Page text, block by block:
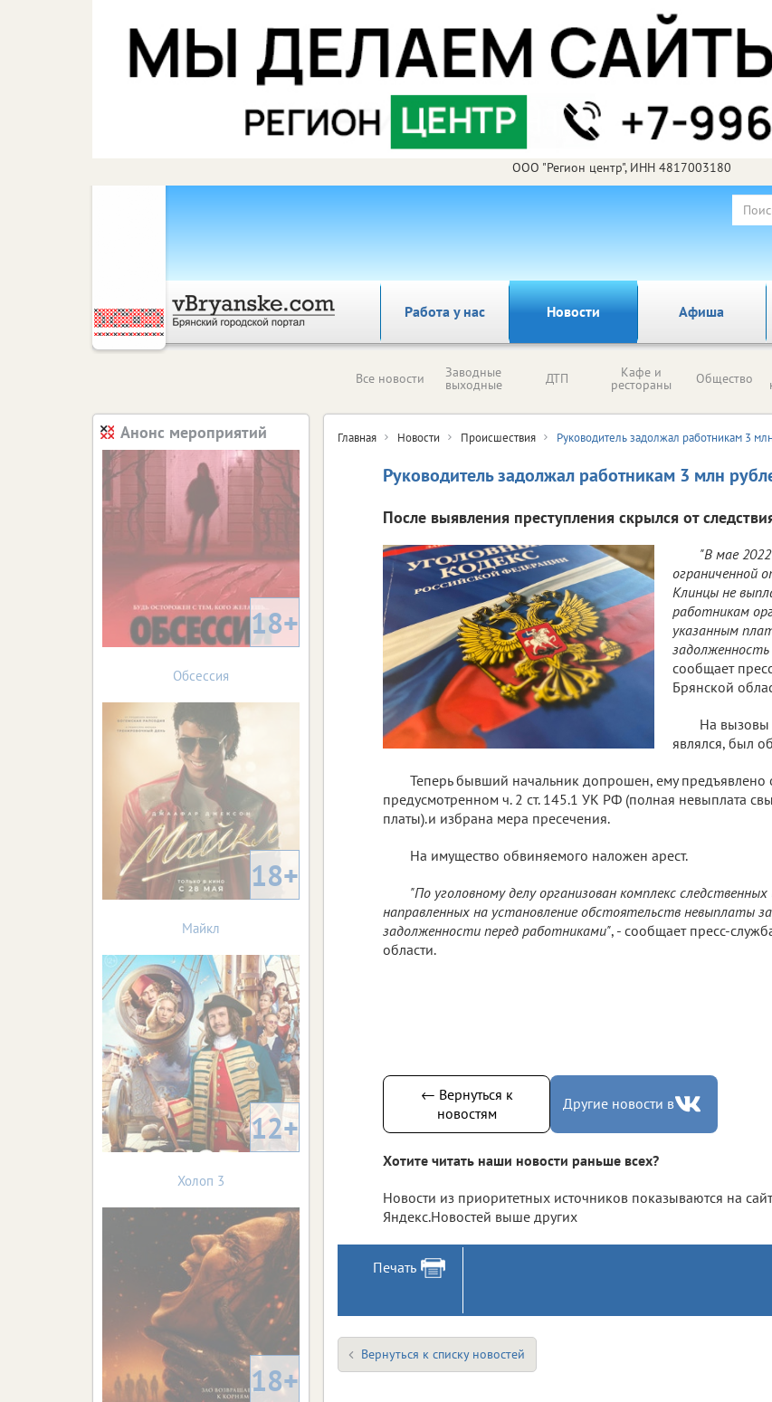
ООО "Регион центр", ИНН 4817003180
Работа у нас Новости Афиша
Все новости Заводные
выходные ДТП Кафе и
рестораны Общество
Главная Новости Происшествия Руководитель задолжал работникам 3
Руководитель задолжал работникам 3 млн
После выявления преступления скрылся от
"В мае
ограниченной
Клинцы не
работникам
указанным
задолженность
сообщает
Брянской
На вызовы
являлся, был
Теперь бывший начальник допрошен, ему предъявлено
предусмотренном ч. 2 ст. 145.1 УК РФ (полная невыплата
платы).и избрана мера пресечения.
На имущество обвиняемого наложен арест.
"По уголовному делу организован комплекс
направленных на установление обстоятельств невыплаты
задолженности перед работниками", - сообщает пресс-
области.
← Вернуться к
новостям
Другие новости в
Хотите читать наши новости раньше всех?
Новости из приоритетных источников показываются на
Яндекс.Новостей выше других
Печать
Вернуться к списку новостей
Анонс мероприятий
18+
Обсессия
18+
Майкл
12+
Холоп 3
18+